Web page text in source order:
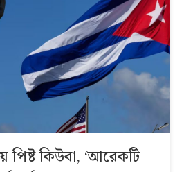
পিষ্ট কিউবা, ‘আরেকটি